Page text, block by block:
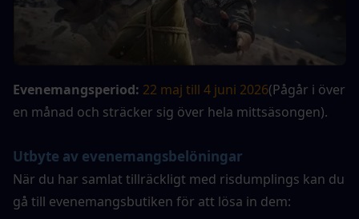
Evenemangsperiod: 22 maj till 4 juni 2026(Pågår i över
en månad och sträcker sig över hela mittsäsongen).
Utbyte av evenemangsbelöningar
När du har samlat tillräckligt med risdumplings kan du
gå till evenemangsbutiken för att lösa in dem: